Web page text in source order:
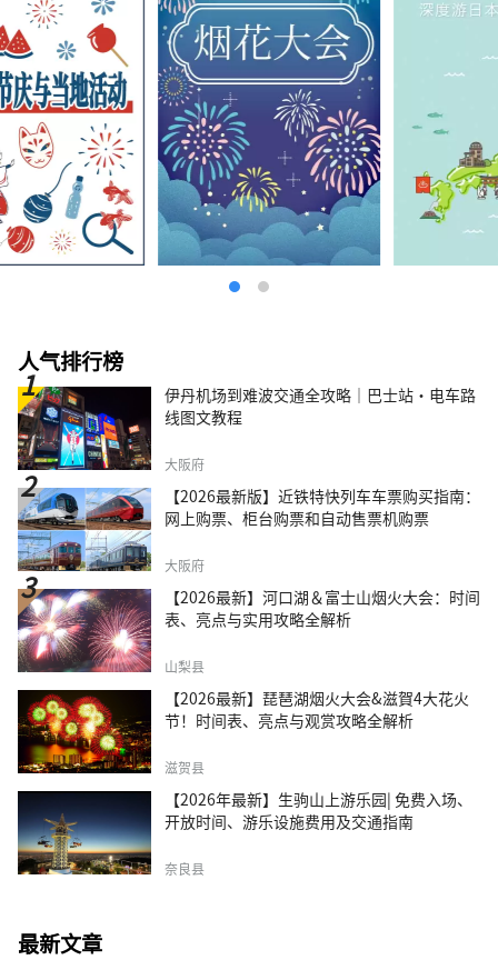
人气排行榜
伊丹机场到难波交通全攻略｜巴士站・电车路
线图文教程
大阪府
【2026最新版】近铁特快列车车票购买指南：
网上购票、柜台购票和自动售票机购票
大阪府
【2026最新】河口湖＆富士山烟火大会：时间
表、亮点与实用攻略全解析
山梨县
【2026最新】琵琶湖烟火大会&滋賀4大花火
节！时间表、亮点与观赏攻略全解析
滋贺县
【2026年最新】生驹山上游乐园| 免费入场、
开放时间、游乐设施费用及交通指南
奈良县
最新文章